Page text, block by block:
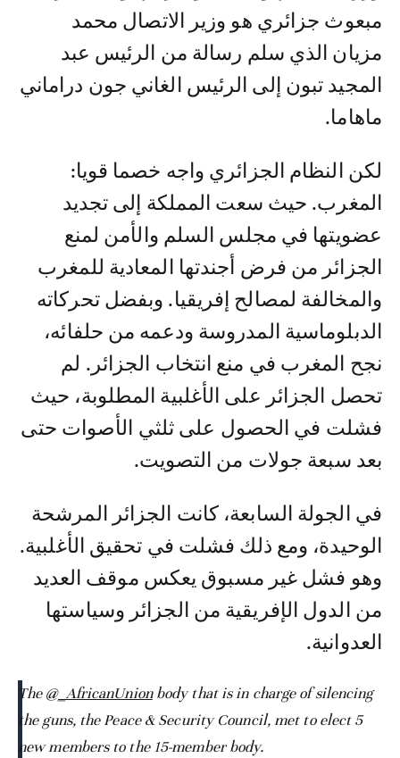
مبعوث جزائري هو وزير الاتصال محمد
مزيان الذي سلم رسالة من الرئيس عبد
المجيد تبون إلى الرئيس الغاني جون دراماني
ماهاما.
لكن النظام الجزائري واجه خصما قويا:
المغرب. حيث سعت المملكة إلى تجديد
عضويتها في مجلس السلم والأمن لمنع
الجزائر من فرض أجندتها المعادية للمغرب
والمخالفة لمصالح إفريقيا. وبفضل تحركاته
الدبلوماسية المدروسة ودعمه من حلفائه،
نجح المغرب في منع انتخاب الجزائر. لم
تحصل الجزائر على الأغلبية المطلوبة، حيث
فشلت في الحصول على ثلثي الأصوات حتى
بعد سبعة جولات من التصويت.
في الجولة السابعة، كانت الجزائر المرشحة
الوحيدة، ومع ذلك فشلت في تحقيق الأغلبية.
وهو فشل غير مسبوق يعكس موقف العديد
من الدول الإفريقية من الجزائر وسياستها
العدوانية.
The@_AfricanUnionbody that is in charge of silencing
the guns, the Peace & Security Council, met to elect 5
new members to the 15-member body.